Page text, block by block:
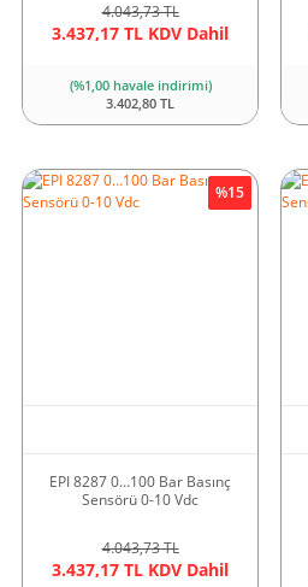
4.043,73 TL
3.437,17 TL KDV Dahil
(%1,00 havale indirimi)
3.402,80 TL
EPI 8287 0…100 Bar Basınç
Sensörü 0-10 Vdc
4.043,73 TL
3.437,17 TL KDV Dahil
%15